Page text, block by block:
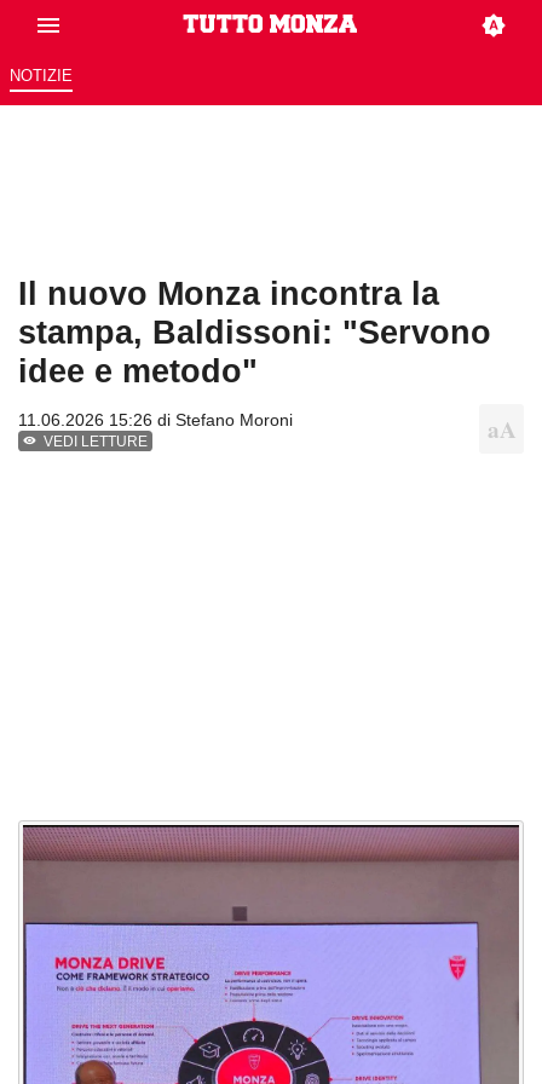
NOTIZIE
Il nuovo Monza incontra la
stampa, Baldissoni: "Servono
idee e metodo"
11.06.2026 15:26 di Stefano Moroni
VEDI LETTURE